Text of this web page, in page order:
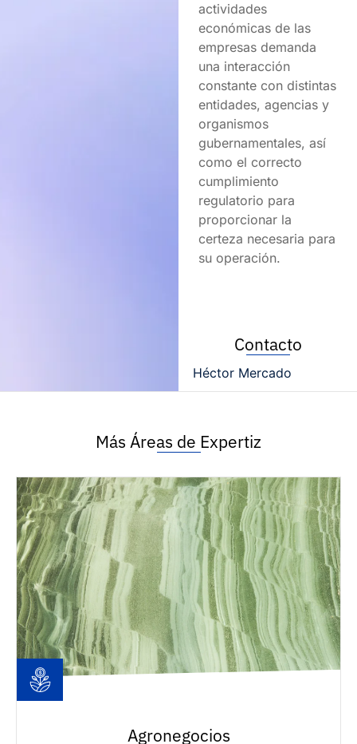
actividades
económicas de las
empresas demanda
una interacción
constante con distintas
entidades, agencias y
organismos
gubernamentales, así
como el correcto
cumplimiento
regulatorio para
proporcionar la
certeza necesaria para
su operación.
Contacto
Héctor Mercado
Más Áreas de Expertiz
Agronegocios